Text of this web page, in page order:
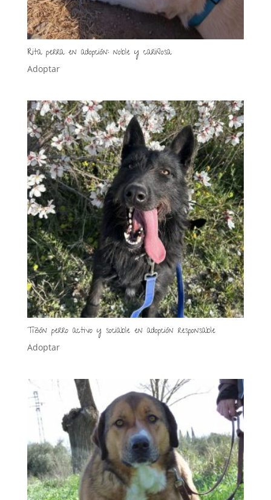
Rita perra en adopción: noble y cariñosa
Adoptar
Tizón perro activo y sociable en adopción responsable
Adoptar